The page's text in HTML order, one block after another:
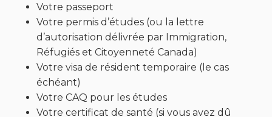
Votre passeport
Votre permis d’études (ou la lettre
d’autorisation délivrée par Immigration,
Réfugiés et Citoyenneté Canada)
Votre visa de résident temporaire (le cas
échéant)
Votre CAQ pour les études
Votre certificat de santé (si vous avez dû